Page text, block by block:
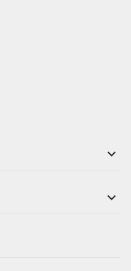

